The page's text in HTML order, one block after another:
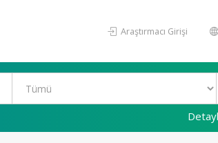
Araştırmacı Girişi